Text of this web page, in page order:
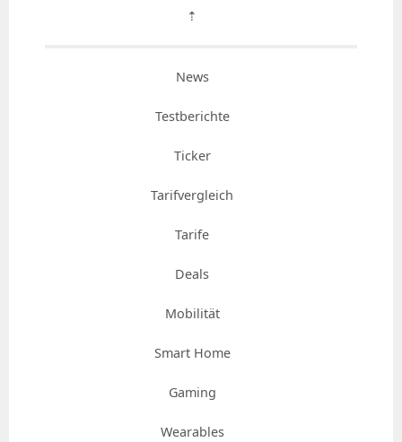
⇡
News
Testberichte
Ticker
Tarifvergleich
Tarife
Deals
Mobilität
Smart Home
Gaming
Wearables